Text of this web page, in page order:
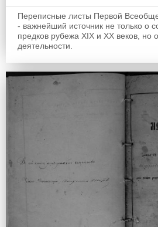
Переписные листы Первой
- важнейший источник не только о
предков рубежа XIX и ХХ веков, но
деятельности.